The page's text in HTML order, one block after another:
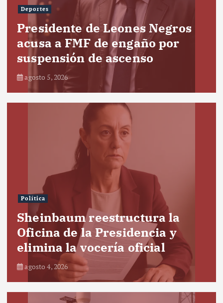
Deportes
Presidente de Leones Negros
acusa a FMF de engaño por
suspensión de ascenso
agosto 5, 2026
Política
Sheinbaum reestructura la
Oficina de la Presidencia y
elimina la vocería oficial
agosto 4, 2026